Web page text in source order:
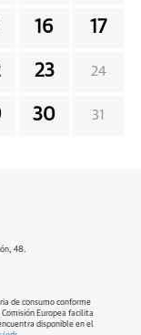
16 17
23 24
30 31
48.
de consumo conforme
Europea facilita
disponible en el